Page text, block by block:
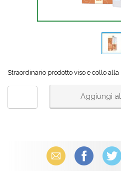
Straordinario prodotto viso e collo alla
Email Facebook X